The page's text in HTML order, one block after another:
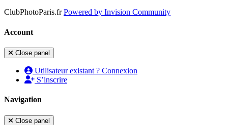
ClubPhotoParis.fr Powered by Invision Community
Account
Close panel
Utilisateur existant ? Connexion
S’inscrire
Navigation
Close panel